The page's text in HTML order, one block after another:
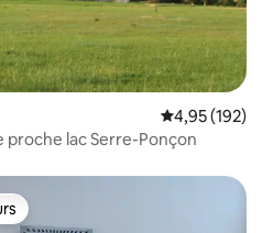
Évaluation
4,95 (192)
proche lac Serre-Ponçon
plus appréciés